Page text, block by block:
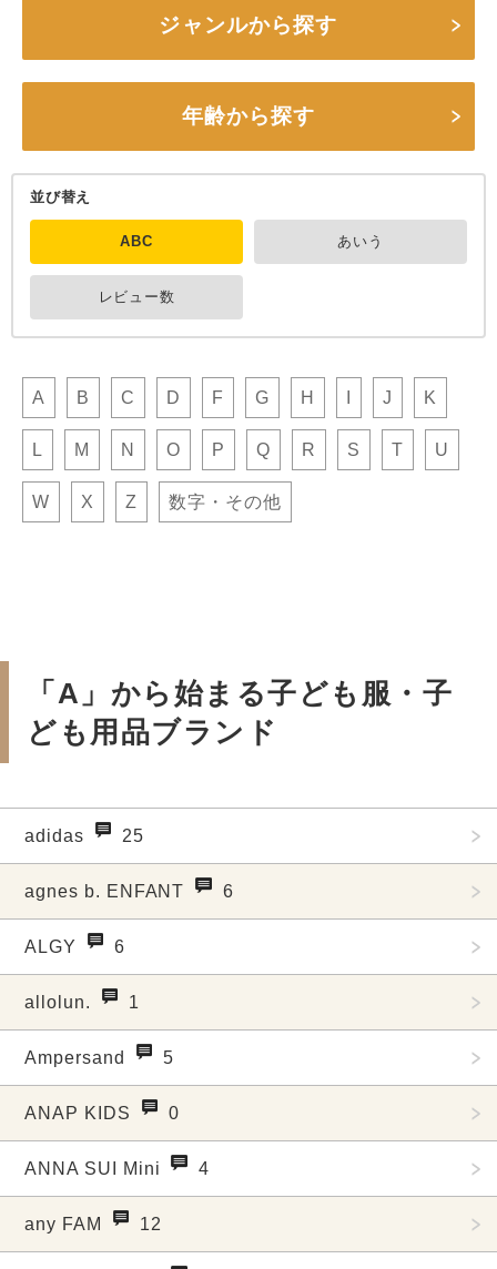
ジャンルから探す
年齢から探す
並び替え
ABC あいう
レビュー数
A B C D F G H J K
L M N O P Q R S T U
W X Z 数字・その他
「A」から始まる子ども服・子
ども用品ブランド
adidas 25
agnes b. ENFANT 6
ALGY 6
allolun. 1
Ampersand 5
ANAP KIDS 0
ANNA SUI Mini 4
any FAM 12